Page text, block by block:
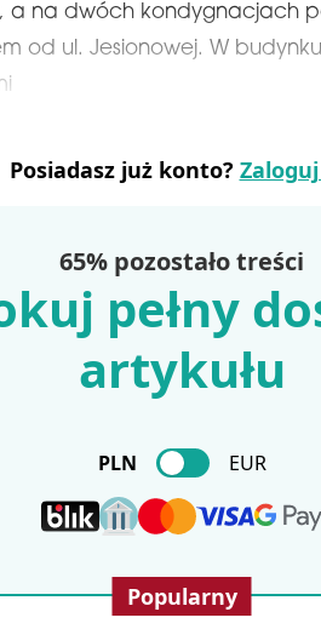
a na dwóch kondygnacjach
od ul. Jesionowej. W
Posiadasz już konto?
65% pozostało treści
pełny
artykułu
PLN EUR
Popularny